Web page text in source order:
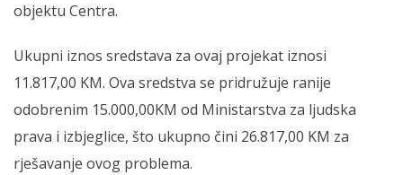
objektu Centra.
Ukupni iznos sredstava za ovaj projekat iznosi
11.817,00 KM. Ova sredstva se pridružuje ranije
odobrenim 15.000,00KM od Ministarstva za ljudska
prava i izbjeglice, što ukupno čini 26.817,00 KM za
rješavanje ovog problema.